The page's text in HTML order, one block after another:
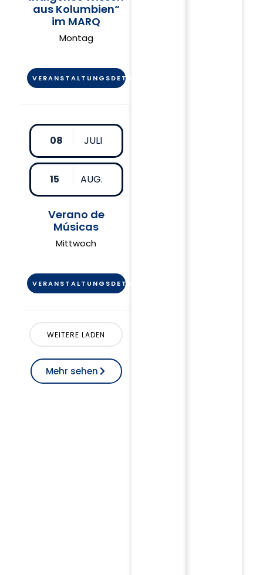
aus Kolumbien“
im MARQ
Montag
VERANSTALTUNGSDETAIL
08 JULI
15 AUG.
Verano de
Músicas
Mittwoch
VERANSTALTUNGSDETAIL
WEITERE LADEN
Mehr sehen